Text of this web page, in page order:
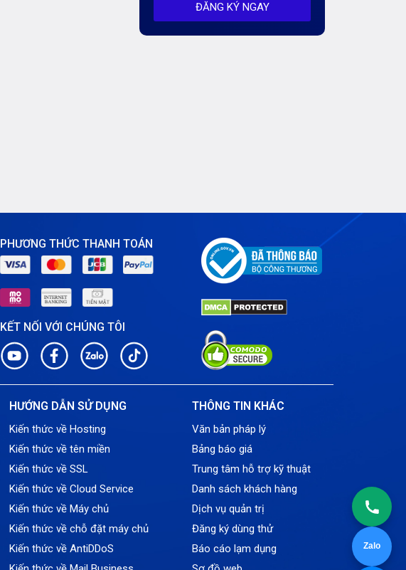
Zalo
Server Dedicated (Máy chủ riêng)
ĐĂNG KÝ NGAY
PHƯƠNG THỨC THANH TOÁN
KẾT NỐI VỚI CHÚNG TÔI
HƯỚNG DẪN SỬ DỤNG
Kiến thức về Hosting
Kiến thức về tên miền
Kiến thức về SSL
Kiến thức về Cloud Service
Kiến thức về Máy chủ
Kiến thức về chỗ đặt máy chủ
Kiến thức về AntiDDoS
THÔNG TIN KHÁC
Văn bản pháp lý
Bảng báo giá
Trung tâm hỗ trợ kỹ thuật
Danh sách khách hàng
Dịch vụ quản trị
Đăng ký dùng thử
Báo cáo lạm dụng